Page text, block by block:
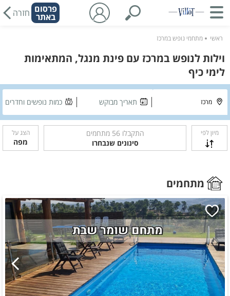
פרסום
באתר חזרה
ראשי מתחמי נופש במרכז
וילות לנופש במרכז עם פינת מנגל, המתאימות
לימי כיף
תאריך מבוקש כמות נופשים וחדרים
מיון לפי התקבלו56 מתחמים
סינונים שנבחרו
הצג על
מפה
מתחמים